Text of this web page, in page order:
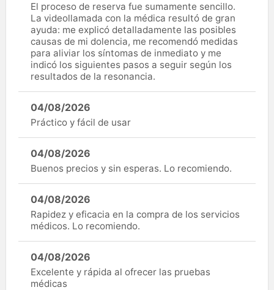
El proceso de reserva fue sumamente sencillo.
La videollamada con la médica resultó de gran
ayuda: me explicó detalladamente las posibles
causas de mi dolencia, me recomendó medidas
para aliviar los síntomas de inmediato y me
indicó los siguientes pasos a seguir según los
resultados de la resonancia.
04/08/2026
Práctico y fácil de usar
04/08/2026
Buenos precios y sin esperas. Lo recomiendo.
04/08/2026
Rapidez y eficacia en la compra de los servicios
médicos. Lo recomiendo.
04/08/2026
Excelente y rápida al ofrecer las pruebas
médicas